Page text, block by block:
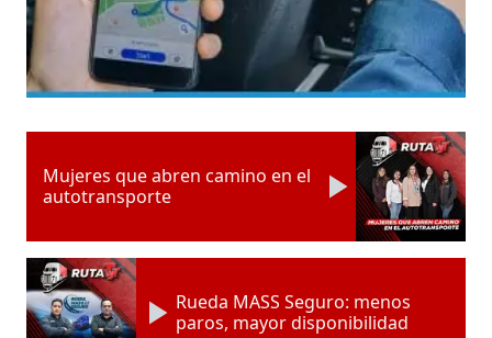
Mujeres que abren camino en el
autotransporte
Rueda MASS Seguro: menos
paros, mayor disponibilidad